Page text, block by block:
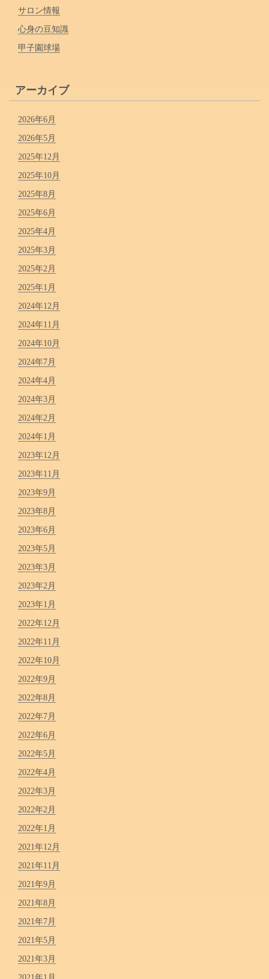
サロン情報
心身の豆知識
甲子園球場
アーカイブ
2026年6月
2026年5月
2025年12月
2025年10月
2025年8月
2025年6月
2025年4月
2025年3月
2025年2月
2025年1月
2024年12月
2024年11月
2024年10月
2024年7月
2024年4月
2024年3月
2024年2月
2024年1月
2023年12月
2023年11月
2023年9月
2023年8月
2023年6月
2023年5月
2023年3月
2023年2月
2023年1月
2022年12月
2022年11月
2022年10月
2022年9月
2022年8月
2022年7月
2022年6月
2022年5月
2022年4月
2022年3月
2022年2月
2022年1月
2021年12月
2021年11月
2021年9月
2021年8月
2021年7月
2021年5月
2021年3月